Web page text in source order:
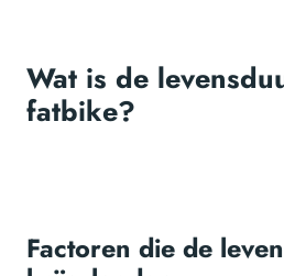
Wat is de
fatbike?
Factoren die de